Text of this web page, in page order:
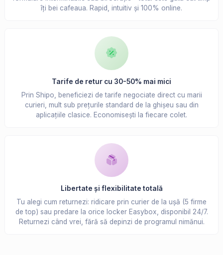
îți bei cafeaua. Rapid, intuitiv și 100% online.
Tarife de retur cu 30-50% mai mici
Prin Shipo, beneficiezi de tarife negociate direct cu marii
curieri, mult sub prețurile standard de la ghișeu sau din
aplicațiile clasice. Economisești la fiecare colet.
Libertate și flexibilitate totală
Tu alegi cum returnezi: ridicare prin curier de la ușă (5 firme
de top) sau predare la orice locker Easybox, disponibil 24/7.
Returnezi când vrei, fără să depinzi de programul nimănui.